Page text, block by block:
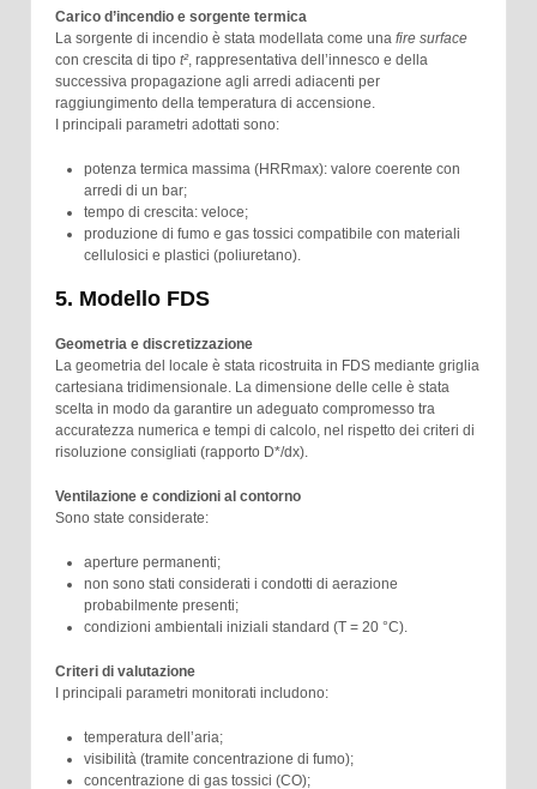
Carico d’incendio e sorgente termica
La sorgente di incendio è stata modellata come una fire surface
con crescita di tipo t², rappresentativa dell’innesco e della
successiva propagazione agli arredi adiacenti per
raggiungimento della temperatura di accensione.
I principali parametri adottati sono:
potenza termica massima (HRRmax): valore coerente con
arredi di un bar;
tempo di crescita: veloce;
produzione di fumo e gas tossici compatibile con materiali
cellulosici e plastici (poliuretano).
5. Modello FDS
Geometria e discretizzazione
La geometria del locale è stata ricostruita in FDS mediante griglia
cartesiana tridimensionale. La dimensione delle celle è stata
scelta in modo da garantire un adeguato compromesso tra
accuratezza numerica e tempi di calcolo, nel rispetto dei criteri di
risoluzione consigliati (rapporto D*/dx).
Ventilazione e condizioni al contorno
Sono state considerate:
aperture permanenti;
non sono stati considerati i condotti di aerazione
probabilmente presenti;
condizioni ambientali iniziali standard (T = 20 °C).
Criteri di valutazione
I principali parametri monitorati includono:
temperatura dell’aria;
visibilità (tramite concentrazione di fumo);
concentrazione di gas tossici (CO);